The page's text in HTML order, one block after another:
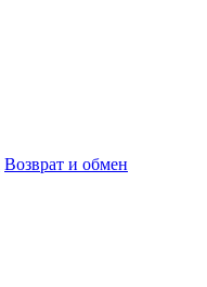
Возврат и обмен